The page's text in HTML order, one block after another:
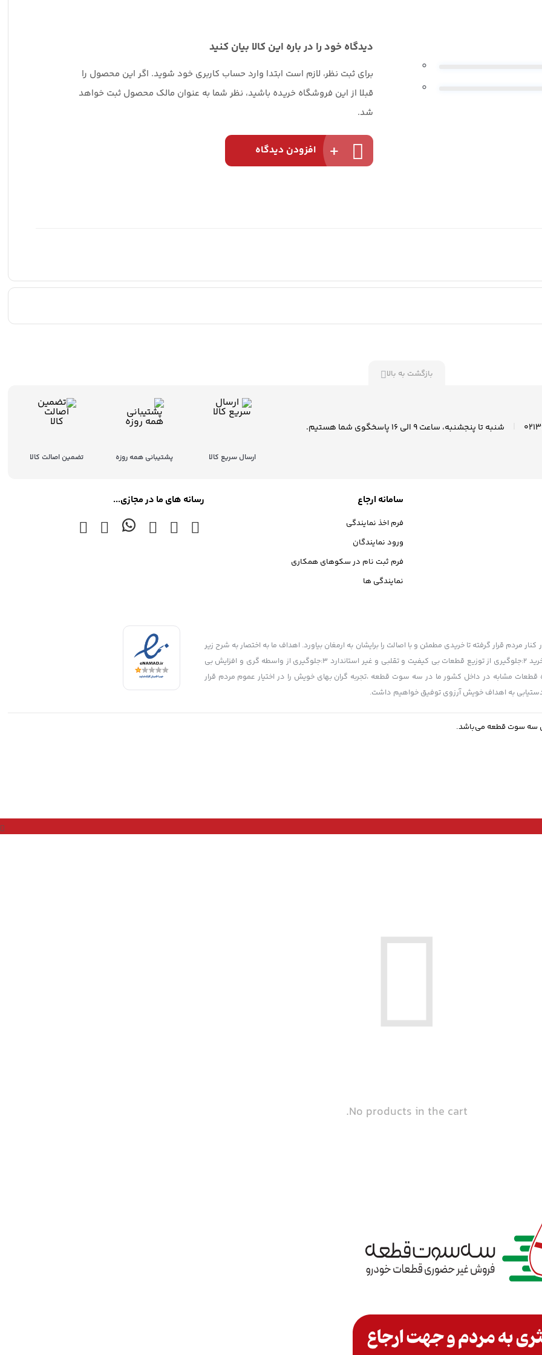
0
0
دیدگاه خود را در باره این کالا بیان کنید
برای ثبت نظر، لازم است ابتدا وارد حساب کاربری خود شوید. اگر این محصول را
قبلا از این فروشگاه خریده باشید، نظر شما به عنوان مالک محصول ثبت خواهد
شد.
افزودن دیدگاه
بازگشت به بالا
شنبه تا پنجشنبه، ساعت ۹ الی ۱6 پاسخگوی شما هستیم.
ارسال سریع کالا پشتیبانی همه روزه تضمین اصالت کالا
سامانه ارجاع
فرم اخذ نمایندگی
ورود نمایندگان
فرم ثبت نام در سکوهای همکاری
نمایندگی ها
رسانه های ما در مجازی...
قرار گرفته تا خریدی مطمئن و با اصالت را برایشان به ارمغان بیاورد. اهداف ما به اختصار به شرح زیر
است 1:یکپارچه سازی قیمت ها و اطلاع هم میهنان عزیز از قیمت قطعات در لحظه خرید 2:جلوگیری از توزیع قطعات بی کیفیت و تقلبی و غیر استاندارد 3:جلوگیری از واسطه گری و افزایش بی
ارزش افزوده قطعات مشابه در داخل کشور ما در سه سوت قطعه ،تجربه گران بهای خویش را در اختیار عموم مردم قرار
به اهداف خویش آرزوی توفیق خواهیم داشت.
سه سوت قطعه می‌باشد.
No products in the cart.